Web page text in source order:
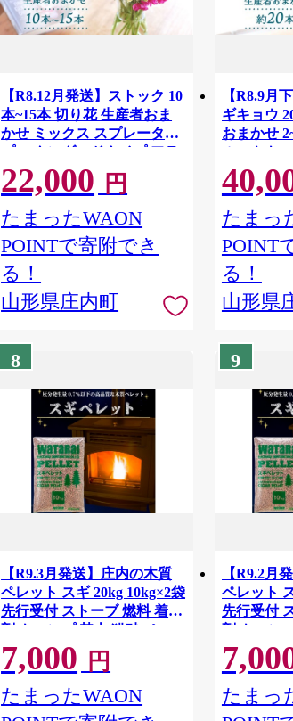
【R8.12月発送】ストック 10
本~15本 切り花 生産者おま
かせ ミックス スプレータイ
プ スタンダードタイプ アラ
セイトウ 生花 花束 国産 庄
内町フラワーラボ
22,000 円
たまったWAON
POINTで寄附でき
る！
山形県庄内町
【R8.9月
ギキョウ
おまかせ
ルコキキ
ンジ咲き
国産 庄内
たまっ
POINT
る！
山形県
8
【R9.3月発送】庄内の木質
ペレット スギ 20kg 10kg×2袋
先行受付 ストーブ 燃料 着火
剤 キャンプ 焚火 猫砂 ペッ
トのトイレ 木質 ペレット 人
気 高品質
7,000 円
たまったWAON
9
【R9.2月
ペレット
先行受付
剤 キャン
トのトイ
気 高品質
たまっ